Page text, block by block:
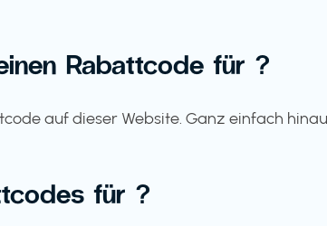
Rabattcode für ?
auf dieser Website. Ganz einfach
für ?